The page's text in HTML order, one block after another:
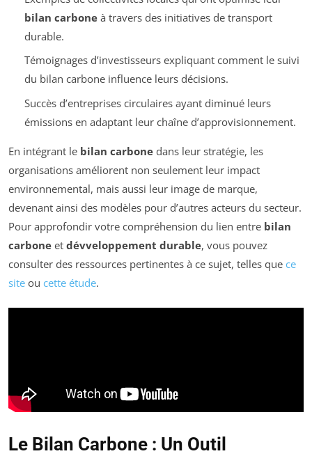
bilan carboneà travers des initiatives de transport
durable.
Témoignages d’investisseurs expliquant comment le suivi
du bilan carbone influence leurs décisions.
Succès d’entreprises circulaires ayant diminué leurs
émissions en adaptant leur chaîne d’approvisionnement.
En intégrant le bilan carbone dans leur stratégie, les
organisations améliorent non seulement leur impact
environnemental, mais aussi leur image de marque,
devenant ainsi des modèles pour d’autres acteurs du secteur.
Pour approfondir votre compréhension du lien entre bilan
carbone et dévveloppement durable, vous pouvez
consulter des ressources pertinentes à ce sujet, telles que ce
site ou cette étude.
Le Bilan Carbone : Un Outil